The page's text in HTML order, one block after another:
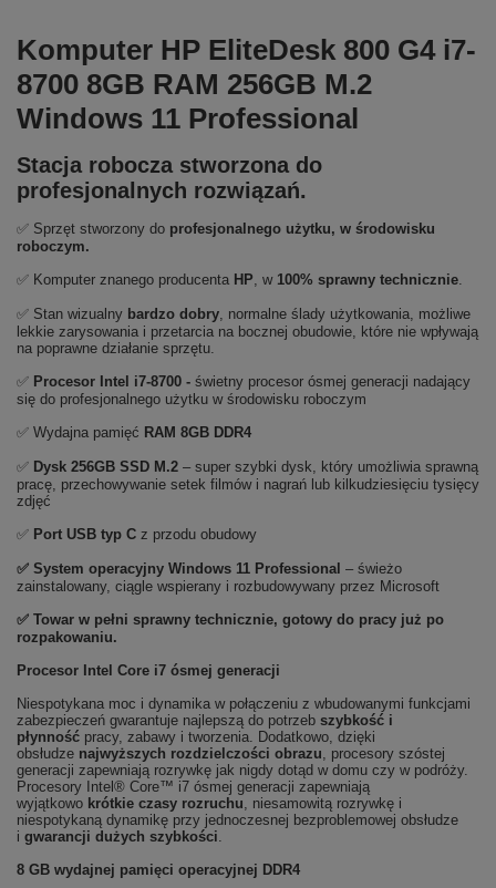
Komputer HP EliteDesk 800 G4 i7-
8700 8GB RAM 256GB M.2
Windows 11 Professional
Stacja robocza stworzona do
profesjonalnych rozwiązań.
✅ Sprzęt stworzony do profesjonalnego użytku, w środowisku
roboczym.
✅ Komputer znanego producenta HP, w 100% sprawny technicznie.
✅ Stan wizualny bardzo dobry, normalne ślady użytkowania, możliwe
lekkie zarysowania i przetarcia na bocznej obudowie, które nie wpływają
na poprawne działanie sprzętu.
✅ Procesor Intel i7-8700 - świetny procesor ósmej generacji nadający
się do profesjonalnego użytku w środowisku roboczym
✅ Wydajna pamięć RAM 8GB DDR4
✅ Dysk 256GB SSD M.2 – super szybki dysk, który umożliwia sprawną
pracę, przechowywanie setek filmów i nagrań lub kilkudziesięciu tysięcy
zdjęć
✅ Port USB typ C z przodu obudowy
✅ System operacyjny Windows 11 Professional – świeżo
zainstalowany, ciągle wspierany i rozbudowywany przez Microsoft
✅ Towar w pełni sprawny technicznie, gotowy do pracy już po
rozpakowaniu.
Procesor Intel Core i7 ósmej generacji
Niespotykana moc i dynamika w połączeniu z wbudowanymi funkcjami
zabezpieczeń gwarantuje najlepszą do potrzeb szybkość i
płynność pracy, zabawy i tworzenia. Dodatkowo, dzięki
obsłudze najwyższych rozdzielczości obrazu, procesory szóstej
generacji zapewniają rozrywkę jak nigdy dotąd w domu czy w podróży.
Procesory Intel® Core™ i7 ósmej generacji zapewniają
wyjątkowo krótkie czasy rozruchu, niesamowitą rozrywkę i
niespotykaną dynamikę przy jednoczesnej bezproblemowej obsłudze
i gwarancji dużych szybkości.
8 GB wydajnej pamięci operacyjnej DDR4